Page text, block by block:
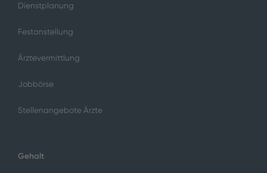
Dienstplanung
Festanstellung
Ärztevermittlung
Jobbörse
Stellenangebote Ärzte
Gehalt